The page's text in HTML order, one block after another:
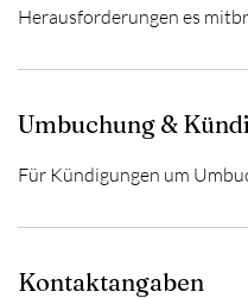
Herausforderungen es
Umbuchung &
Für Kündigungen um
Kontaktangaben